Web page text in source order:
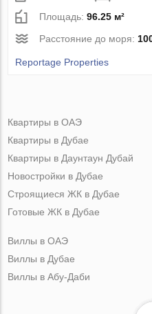
Площадь:96.25 м²
Расстояние до моря:
Reportage Properties
Квартиры в ОАЭ
Квартиры в Дубае
Квартиры в Даунтаун Дубай
Новостройки в Дубае
Строящиеся ЖК в Дубае
Готовые ЖК в Дубае
Виллы в ОАЭ
Виллы в Дубае
Виллы в Абу-Даби